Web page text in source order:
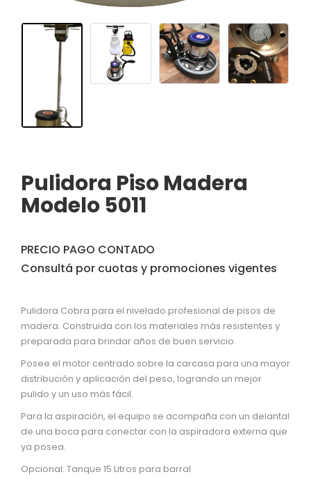
Pulidora Piso Madera
Modelo 5011
PRECIO PAGO CONTADO
Consultá por cuotas y promociones vigentes
Pulidora Cobra para el nivelado profesional de pisos de
madera. Construida con los materiales más resistentes y
preparada para brindar años de buen servicio.
Posee el motor centrado sobre la carcasa para una mayor
distribución y aplicación del peso, logrando un mejor
pulido y un uso más fácil.
Para la aspiración, el equipo se acompaña con un delantal
de una boca para conectar con la aspiradora externa que
ya posea.
Opcional: Tanque 15 Litros para barral